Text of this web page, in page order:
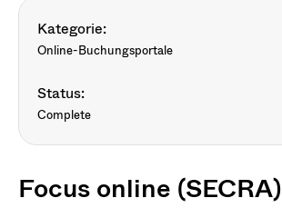
Kategorie:
Online-Buchungsportale
Status:
Complete
Focus online (SECRA)